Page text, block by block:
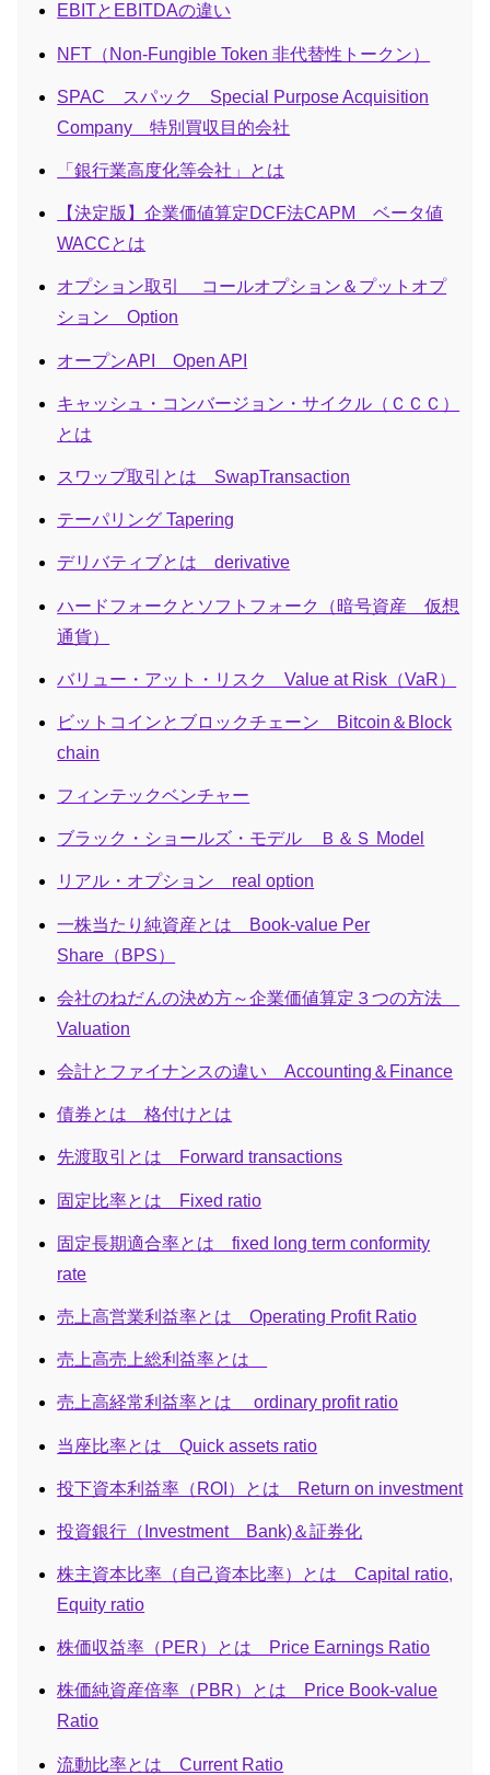
EBITとEBITDAの違い
NFT（Non-Fungible Token 非代替性トークン）
SPAC スパック Special Purpose Acquisition
Company 特別買収目的会社
「銀行業高度化等会社」とは
【決定版】企業価値算定DCF法CAPM ベータ値
WACCとは
オプション取引 コールオプション＆プットオプ
ション Option
オープンAPI Open API
キャッシュ・コンバージョン・サイクル（ＣＣＣ）
とは
スワップ取引とは SwapTransaction
テーパリング Tapering
デリバティブとは derivative
ハードフォークとソフトフォーク（暗号資産 仮想
通貨）
バリュー・アット・リスク Value at Risk（VaR）
ビットコインとブロックチェーン Bitcoin＆Block
chain
フィンテックベンチャー
ブラック・ショールズ・モデル Ｂ＆Ｓ Model
リアル・オプション real option
一株当たり純資産とは Book-value Per
Share（BPS）
会社のねだんの決め方～企業価値算定３つの方法
Valuation
会計とファイナンスの違い Accounting＆Finance
債券とは 格付けとは
先渡取引とは Forward transactions
固定比率とは Fixed ratio
固定長期適合率とは fixed long term conformity
rate
売上高営業利益率とは Operating Profit Ratio
売上高売上総利益率とは
売上高経常利益率とは ordinary profit ratio
当座比率とは Quick assets ratio
投下資本利益率（ROI）とは Return on investment
投資銀行（Investment Bank)＆証券化
株主資本比率（自己資本比率）とは Capital ratio,
Equity ratio
株価収益率（PER）とは Price Earnings Ratio
株価純資産倍率（PBR）とは Price Book-value
Ratio
流動比率とは Current Ratio